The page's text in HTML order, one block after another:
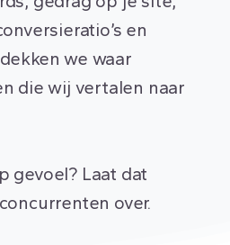
en
we waar
die wij vertalen naar
gevoel? Laat dat
over.